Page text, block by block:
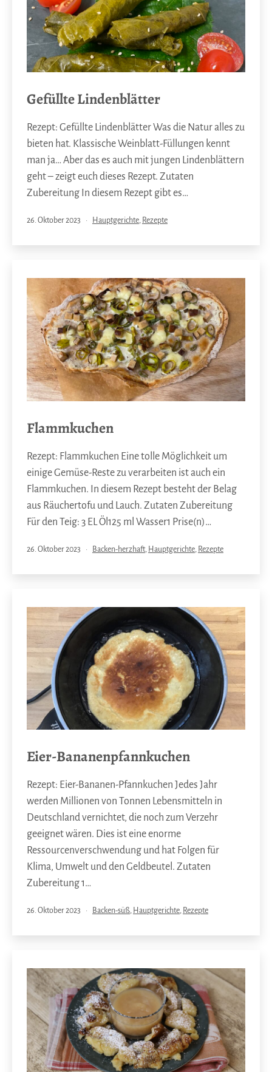
Gefüllte Lindenblätter
Rezept: Gefüllte Lindenblätter Was die Natur alles zu
bieten hat. Klassische Weinblatt-Füllungen kennt
man ja… Aber das es auch mit jungen Lindenblättern
geht – zeigt euch dieses Rezept. Zutaten
Zubereitung In diesem Rezept gibt es…
Veröffentlicht
26. Oktober 2023
Kategorisiert
Hauptgerichte, Rezepte
Flammkuchen
Rezept: Flammkuchen Eine tolle Möglichkeit um
einige Gemüse-Reste zu verarbeiten ist auch ein
Flammkuchen. In diesem Rezept besteht der Belag
aus Räuchertofu und Lauch. Zutaten Zubereitung
Für den Teig: 3 EL Öl125 ml Wasser1 Prise(n)…
Veröffentlicht
26. Oktober 2023
Kategorisiert
Backen-herzhaft, Hauptgerichte, Rezepte
Eier-Bananenpfannkuchen
Rezept: Eier-Bananen-Pfannkuchen Jedes Jahr
werden Millionen von Tonnen Lebensmitteln in
Deutschland vernichtet, die noch zum Verzehr
geeignet wären. Dies ist eine enorme
Ressourcenverschwendung und hat Folgen für
Klima, Umwelt und den Geldbeutel. Zutaten
Zubereitung 1…
Veröffentlicht
26. Oktober 2023
Kategorisiert
Backen-süß, Hauptgerichte, Rezepte